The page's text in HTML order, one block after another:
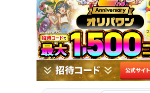
2025.12.15
1,300円 2,180円
2025.12.5
1,300円 2,180円
2025.11.25
1,300円 2,180円
2025.11.15
1,300円 2,180円
2025.11.5
1,300円 2,180円
2025.10.25
1,300円
200円 -円